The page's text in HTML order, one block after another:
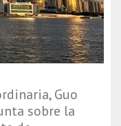
Guo
sobre la